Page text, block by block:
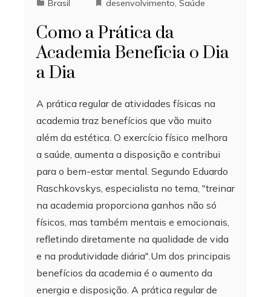
Brasil desenvolvimento, Saúde
Como a Prática da
Academia Beneficia o Dia
a Dia
A prática regular de atividades físicas na
academia traz benefícios que vão muito
além da estética. O exercício físico melhora
a saúde, aumenta a disposição e contribui
para o bem-estar mental. Segundo Eduardo
Raschkovskys, especialista no tema, "treinar
na academia proporciona ganhos não só
físicos, mas também mentais e emocionais,
refletindo diretamente na qualidade de vida
e na produtividade diária".Um dos principais
benefícios da academia é o aumento da
energia e disposição. A prática regular de